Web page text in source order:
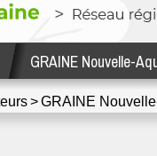
méthodologiques
GRAINE Nouvelle-
GRAINE